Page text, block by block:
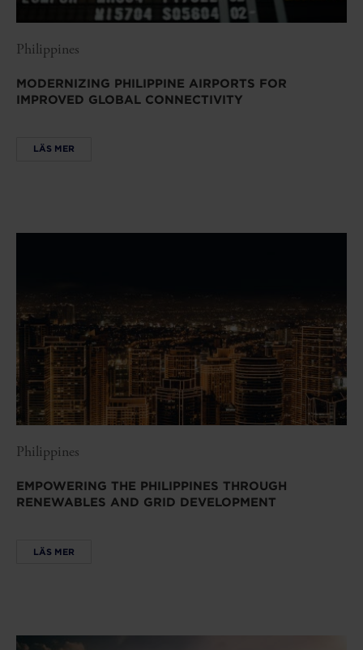
Philippines
MODERNIZING PHILIPPINE AIRPORTS FOR
IMPROVED GLOBAL CONNECTIVITY
LÄS MER
Philippines
EMPOWERING THE PHILIPPINES THROUGH
RENEWABLES AND GRID DEVELOPMENT
LÄS MER